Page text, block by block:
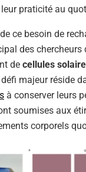
praticité au
ce besoin de
des chercheurs
de cellules
défi majeur réside
à conserver leurs
soumises aux
corporels